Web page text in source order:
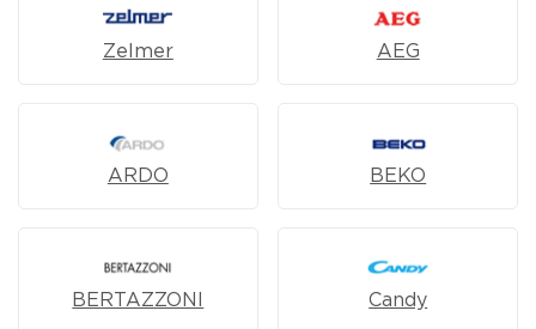
Zelmer AEG
ARDO BEKO
BERTAZZONI Candy